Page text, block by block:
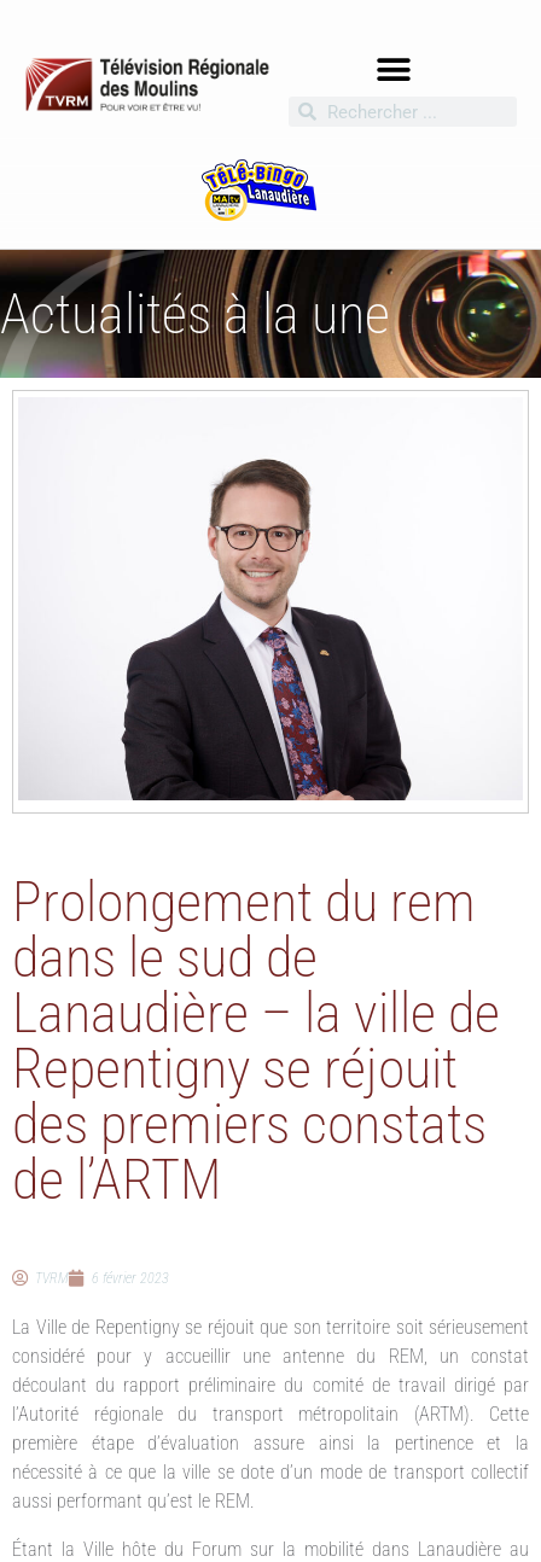
Actualités à la une
Prolongement du rem
dans le sud de
Lanaudière – la ville de
Repentigny se réjouit
des premiers constats
de l’ARTM
TVRM 6 février 2023
La Ville de Repentigny se réjouit que son territoire soit sérieusement
considéré pour y accueillir une antenne du REM, un constat
découlant du rapport préliminaire du comité de travail dirigé par
l’Autorité régionale du transport métropolitain (ARTM). Cette
première étape d’évaluation assure ainsi la pertinence et la
nécessité à ce que la ville se dote d’un mode de transport collectif
aussi performant qu’est le REM.
Étant la Ville hôte du Forum sur la mobilité dans Lanaudière au